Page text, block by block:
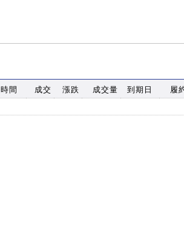
時間 成交 漲跌 成交量 到期日
履